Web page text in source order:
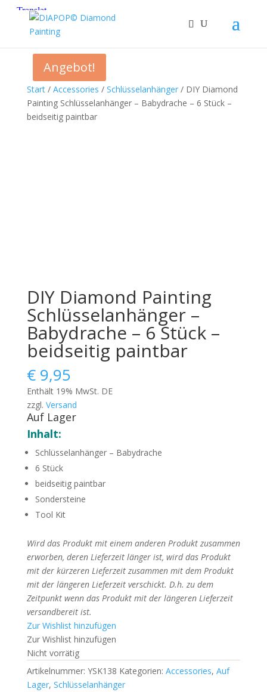
Start/ Accessories / Schlüsselanhänger/ DIY Diamond
Painting Schlüsselanhänger – Babydrache – 6 Stück –
beidseitig paintbar
DIY Diamond Painting
Schlüsselanhänger –
Babydrache – 6 Stück –
beidseitig paintbar
€9,95
Enthält 19% MwSt. DE
zzgl. Versand
Auf Lager
Inhalt:
Schlüsselanhänger – Babydrache
6 Stück
beidseitig paintbar
Sondersteine
Tool Kit
Wird das Produkt mit einem anderen Produkt zusammen
erworben, deren Lieferzeit länger ist, wird das Produkt
mit der kürzeren Lieferzeit zusammen mit dem Produkt
mit der längeren Lieferzeit verschickt. D.h. zu dem
Zeitpunkt wenn das Produkt mit der längeren Lieferzeit
versandbereit ist.
Zur Wishlist hinzufügen
Zur Wishlist hinzufügen
Nicht vorrätig
Artikelnummer: YSK138 Kategorien: Accessories, Auf
Lager, Schlüsselanhänger
Angebot!